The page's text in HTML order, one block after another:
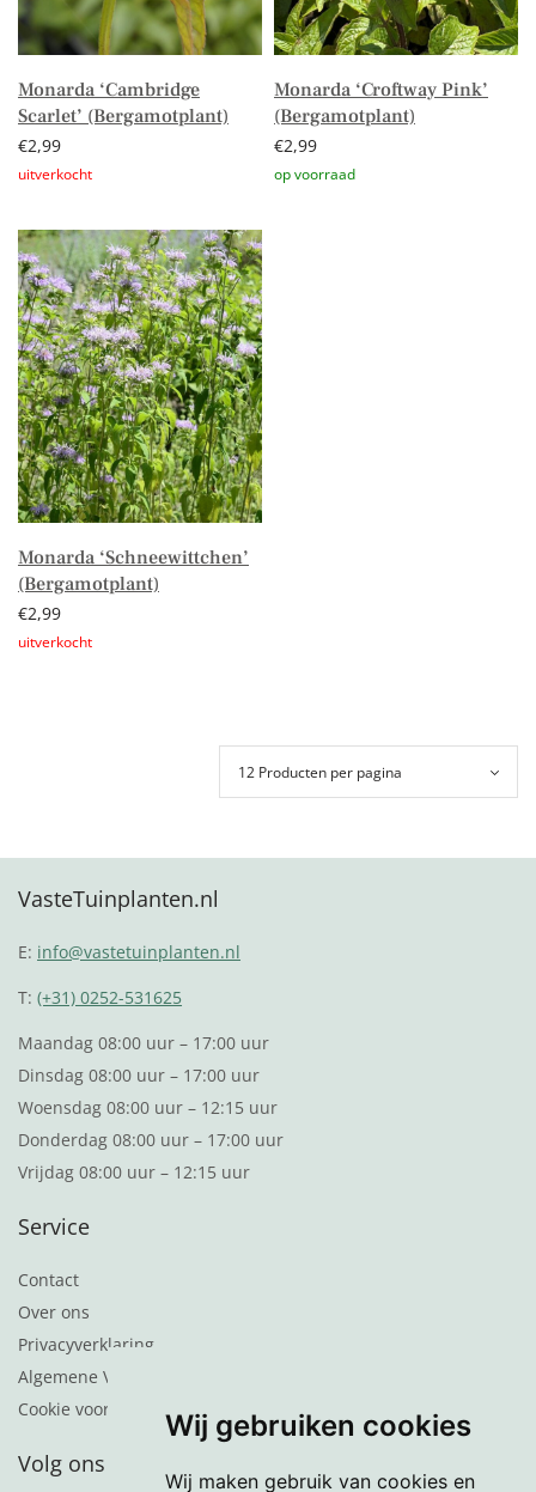
Wij gebruiken cookies
Wij maken gebruik van cookies en
Monarda ‘Cambridge
Scarlet’ (Bergamotplant)
€2,99
Monarda ‘Croftway Pink’
(Bergamotplant)
€2,99
Monarda ‘Schneewittchen’
(Bergamotplant)
€2,99
VasteTuinplanten.nl
E: info@vastetuinplanten.nl
T:(+31) 0252-531625
Maandag 08:00 uur – 17:00 uur
Dinsdag 08:00 uur – 17:00 uur
Woensdag 08:00 uur – 12:15 uur
Donderdag 08:00 uur – 17:00 uur
Vrijdag 08:00 uur – 12:15 uur
Service
Contact
Over ons
Privacyverklaring
Algemene Voorwaarden
Cookie voorkeuren
Volg ons